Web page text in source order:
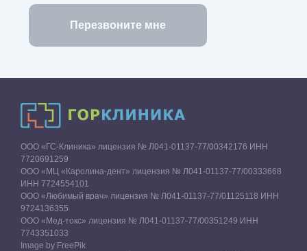
ООО «ГС-Клиника» лицензия № Л041-01137-77/00342176 ИНН
7720691259
ООО «МЦ «Каролина-дент» лицензия № Л041-01137-77/00333668
ИНН 7724554101
ООО «Любимый врач» лицензия № Л041-01137-77/01125118 ИНН
9724136355
ООО «Мед-токс» лицензия № Л041-01137-77/00351249 ИНН
7743351033
Image by FreePik